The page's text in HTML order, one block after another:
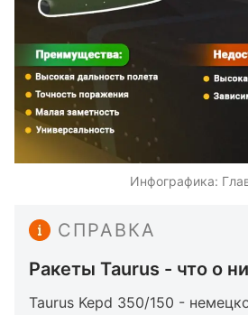
Инфографика:
СПРАВКА
Ракеты Taurus - что о
Taurus Kepd 350/150 -